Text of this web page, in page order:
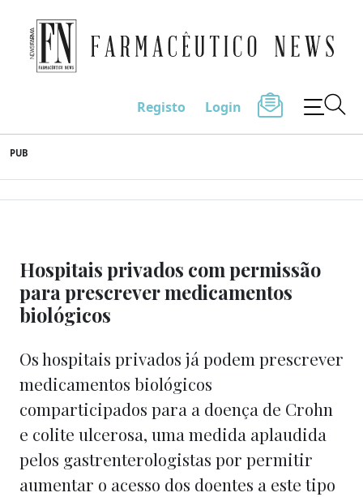
to
content
Farmacêutico News
Registo Login
PUB
Hospitais privados com permissão
para prescrever medicamentos
biológicos
Os hospitais privados já podem prescrever
medicamentos biológicos
comparticipados para a doença de Crohn
e colite ulcerosa, uma medida aplaudida
pelos gastrenterologistas por permitir
aumentar o acesso dos doentes a este tipo